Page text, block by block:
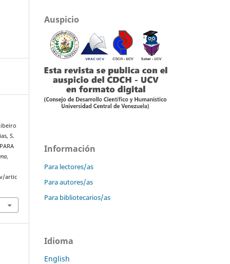
S.
,
artic
Auspicio
Información
Para lectores/as
Para autores/as
Para bibliotecarios/as
Idioma
English